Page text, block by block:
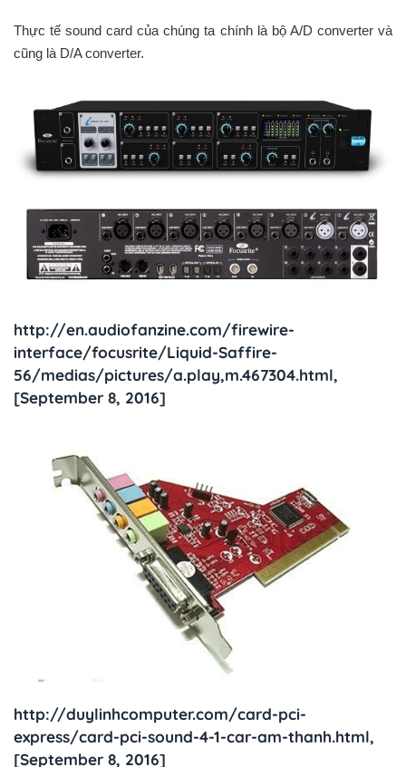
Thực tế sound card của chúng ta chính là bộ A/D converter và
cũng là D/A converter.
http://en.audiofanzine.com/firewire-
interface/focusrite/Liquid-Saffire-
56/medias/pictures/a.play,m.467304.html,
[September 8, 2016]
http://duylinhcomputer.com/card-pci-
express/card-pci-sound-4-1-car-am-thanh.html,
[September 8, 2016]